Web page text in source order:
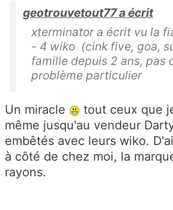
geotrouvetout77 a écrit
xterminator a écrit vu la
- 4 wiko (cink five, goa,
famille depuis 2 ans, pas
problème particulier
Un miracle
tout ceux que
même jusqu'au vendeur
embêtés avec leurs wiko.
à côté de chez moi, la
rayons.